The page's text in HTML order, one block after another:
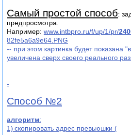
Самый простой способ:
предпросмотра.
Например: www.intbpro.ru/f/up/1/pr/
82fe5a6a9e64.PNG
-- при этом картинка будет показана
увеличена сверх своего реального
-
Способ №2
алгоритм:
1) скопировать адрес превьюшки (